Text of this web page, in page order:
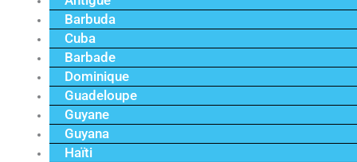
Barbuda
Cuba
Barbade
Dominique
Guadeloupe
Guyane
Guyana
Haïti